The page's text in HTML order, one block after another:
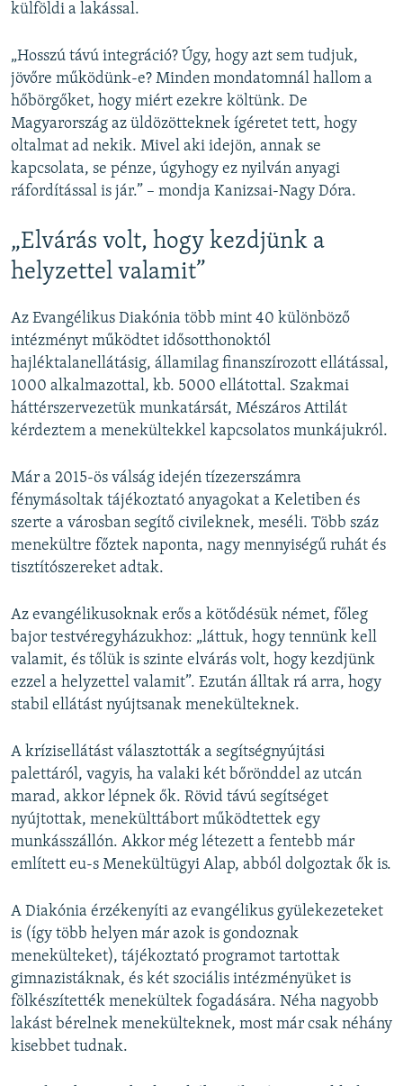
külföldi a lakással.
„Hosszú távú integráció? Úgy, hogy azt sem tudjuk,
jövőre működünk-e? Minden mondatomnál hallom a
hőbörgőket, hogy miért ezekre költünk. De
Magyarország az üldözötteknek ígéretet tett, hogy
oltalmat ad nekik. Mivel aki idejön, annak se
kapcsolata, se pénze, úgyhogy ez nyilván anyagi
ráfordítással is jár.” – mondja Kanizsai-Nagy Dóra.
„Elvárás volt, hogy kezdjünk a
helyzettel valamit”
Az Evangélikus Diakónia több mint 40 különböző
intézményt működtet idősotthonoktól
hajléktalanellátásig, államilag finanszírozott ellátással,
1000 alkalmazottal, kb. 5000 ellátottal. Szakmai
háttérszervezetük munkatársát, Mészáros Attilát
kérdeztem a menekültekkel kapcsolatos munkájukról.
Már a 2015-ös válság idején tízezerszámra
fénymásoltak tájékoztató anyagokat a Keletiben és
szerte a városban segítő civileknek, meséli. Több száz
menekültre főztek naponta, nagy mennyiségű ruhát és
tisztítószereket adtak.
Az evangélikusoknak erős a kötődésük német, főleg
bajor testvéregyházukhoz: „láttuk, hogy tennünk kell
valamit, és tőlük is szinte elvárás volt, hogy kezdjünk
ezzel a helyzettel valamit”. Ezután álltak rá arra, hogy
stabil ellátást nyújtsanak menekülteknek.
A krízisellátást választották a segítségnyújtási
palettáról, vagyis, ha valaki két bőrönddel az utcán
marad, akkor lépnek ők. Rövid távú segítséget
nyújtottak, menekülttábort működtettek egy
munkásszállón. Akkor még létezett a fentebb már
említett eu-s Menekültügyi Alap, abból dolgoztak ők is.
A Diakónia érzékenyíti az evangélikus gyülekezeteket
is (így több helyen már azok is gondoznak
menekülteket), tájékoztató programot tartottak
gimnazistáknak, és két szociális intézményüket is
fölkészítették menekültek fogadására. Néha nagyobb
lakást bérelnek menekülteknek, most már csak néhány
kisebbet tudnak.